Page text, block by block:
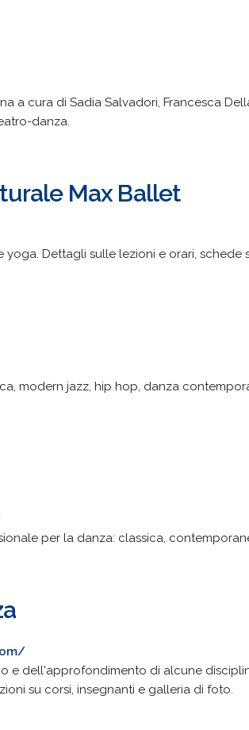
a cura di Sadia Salvadori, Francesca
danza.
Max Ballet
yoga. Dettagli sulle lezioni e orari, schede
modern jazz, hip hop, danza
per la danza: classica,
e dell'approfondimento di alcune
su corsi, insegnanti e galleria di foto.